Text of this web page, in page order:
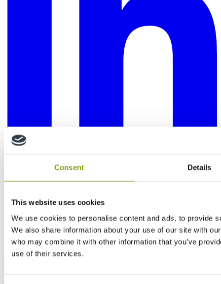
Consent Details
This website uses cookies
We use cookies to personalise content and ads, to provide
We also share information about your use of our site with
who may combine it with other information that you’ve
use of their services.